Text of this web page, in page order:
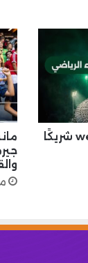
الرجاء يختار webook.com شريكًا